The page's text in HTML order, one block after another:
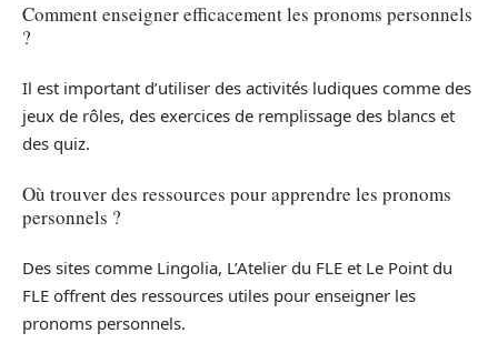
Comment enseigner efficacement les pronoms personnels
?
Il est important d’utiliser des activités ludiques comme des
jeux de rôles, des exercices de remplissage des blancs et
des quiz.
Où trouver des ressources pour apprendre les pronoms
personnels ?
Des sites comme Lingolia, L’Atelier du FLE et Le Point du
FLE offrent des ressources utiles pour enseigner les
pronoms personnels.